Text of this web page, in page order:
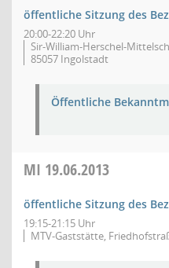
öffentliche Sitzung des
20:00-22:20 Uhr
Sir-William-Herschel-
85057 Ingolstadt
Öffentliche
MI 19.06.2013
öffentliche Sitzung des
19:15-21:15 Uhr
MTV-Gaststätte,